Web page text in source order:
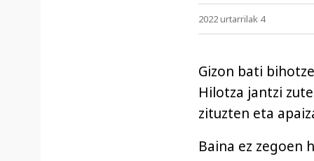
2022 urtarrilak 4
Gizon bati
Hilotza jantzi
zituzten eta
Baina ez zegoen